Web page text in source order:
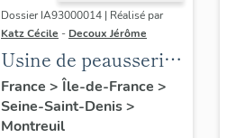
Dossier IA93000014 | Réalisé par
Katz Cécile - Decoux Jérôme
Usine de peausserie
(usine de traitement
des peaux de lapin)
France > Île-de-France >
Seine-Saint-Denis>
Montreuil